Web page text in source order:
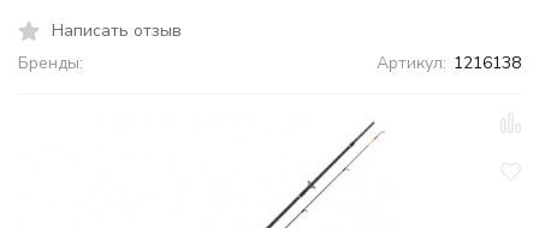
Написать отзыв
Бренды:
Артикул: 1216138